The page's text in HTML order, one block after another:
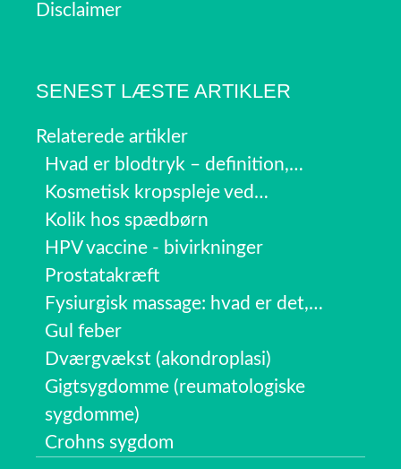
Disclaimer
SENEST LÆSTE ARTIKLER
Relaterede artikler
Hvad er blodtryk – definition,…
Kosmetisk kropspleje ved…
Kolik hos spædbørn
HPV vaccine - bivirkninger
Prostatakræft
Fysiurgisk massage: hvad er det,…
Gul feber
Dværgvækst (akondroplasi)
Gigtsygdomme (reumatologiske
sygdomme)
Crohns sygdom